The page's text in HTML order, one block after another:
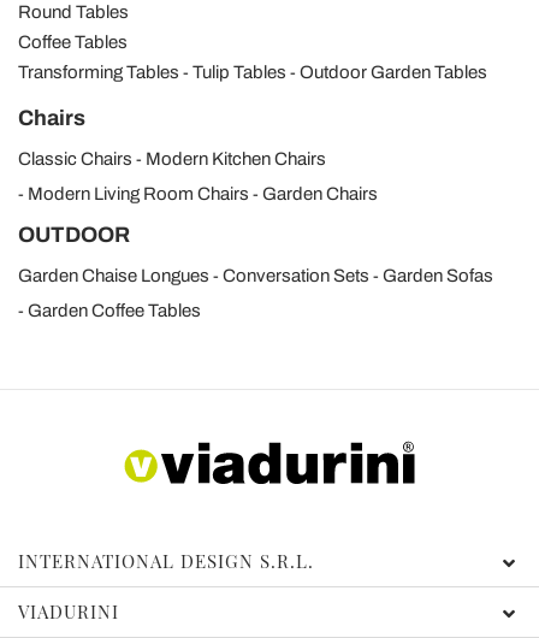
Round Tables
Coffee Tables
Transforming Tables
Tulip Tables Outdoor Garden Tables
Chairs
Classic Chairs
Modern Kitchen Chairs
Modern Living Room Chairs
Garden Chairs
OUTDOOR
Garden Chaise Longues Conversation Sets
Garden Sofas
Garden Coffee Tables
INTERNATIONAL DESIGN S.R.L.
VIADURINI